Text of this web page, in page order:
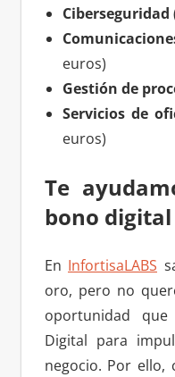
Ciberseguridad
euros)
Gestión de
Servicios de
euros)
Te
bono digital
En InfortisaLABS
oro, pero no
oportunidad
Digital para
negocio. Por ello,